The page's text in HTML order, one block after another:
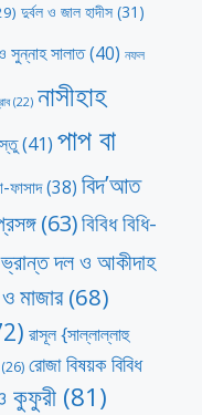
দুর্বল ও জাল হাদীস (31)
সালাত(40) নফল
(22) নাসীহাহ
(41) পাপ বা
ফাসাদ(38) বিদ’আত
(63)বিবিধ বিধি-
ভ্রান্ত দল ও আকীদাহ
মাজার(68)
রাসূল {সাল্লাল্লাহু
রোজা বিষয়ক বিবিধ
কুফুরী (81)